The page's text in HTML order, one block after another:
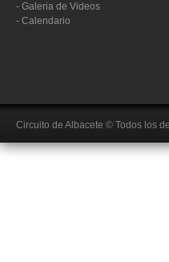
- Galeria de Videos
- Calendario
Circuito de Albacete © Todos los